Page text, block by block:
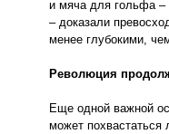
и мяча для гольфа –
– доказали
менее глубокими,
Революция
Еще одной важной
может